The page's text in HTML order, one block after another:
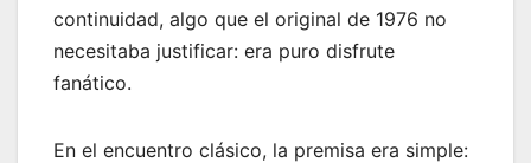
continuidad, algo que el original de 1976 no
necesitaba justificar: era puro disfrute
fanático.
En el encuentro clásico, la premisa era simple: